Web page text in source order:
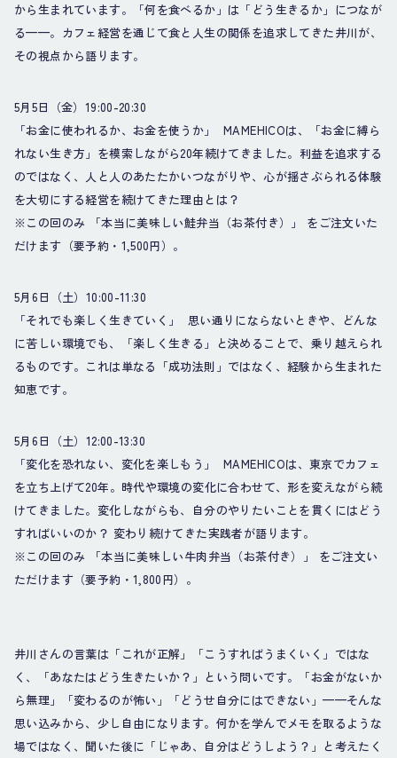
から生まれています。「何を食べるか」は「どう生きるか」につなが
る——。カフェ経営を通じて食と人生の関係を追求してきた井川が、
その視点から語ります。
5月5日（金）19:00-20:30
「お金に使われるか、お金を使うか」 MAMEHICOは、「お金に縛ら
れない生き方」を模索しながら20年続けてきました。利益を追求する
のではなく、人と人のあたたかいつながりや、心が揺さぶられる体験
を大切にする経営を続けてきた理由とは？
※この回のみ 「本当に美味しい鮭弁当（お茶付き）」 をご注文いた
だけます（要予約・1,500円）。
5月6日（土）10:00-11:30
「それでも楽しく生きていく」 思い通りにならないときや、どんな
に苦しい環境でも、「楽しく生きる」と決めることで、乗り越えられ
るものです。これは単なる「成功法則」ではなく、経験から生まれた
知恵です。
5月6日（土）12:00-13:30
「変化を恐れない、変化を楽しもう」 MAMEHICOは、東京でカフェ
を立ち上げて20年。時代や環境の変化に合わせて、形を変えながら続
けてきました。変化しながらも、自分のやりたいことを貫くにはどう
すればいいのか？ 変わり続けてきた実践者が語ります。
※この回のみ 「本当に美味しい牛肉弁当（お茶付き）」 をご注文い
ただけます（要予約・1,800円）。
井川さんの言葉は「これが正解」「こうすればうまくいく」ではな
く、「あなたはどう生きたいか？」という問いです。「お金がないか
ら無理」「変わるのが怖い」「どうせ自分にはできない」——そんな
思い込みから、少し自由になります。何かを学んでメモを取るような
場ではなく、聞いた後に「じゃあ、自分はどうしよう？」と考えたく